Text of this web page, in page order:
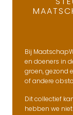
Bij
en doeners in
groen, gezond
of andere
Dit collectief
hebben we